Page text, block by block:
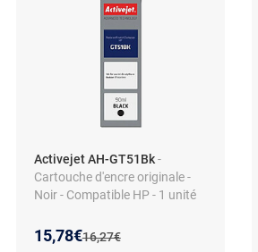
Activejet AH-GT51Bk-
Cartouche d'encre originale -
Noir - Compatible HP - 1 unité
Ancien prix :
16,27€
Nouveau prix :
15,78€
Réduction de :